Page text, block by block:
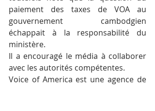
paiement des taxes de VOA au
gouvernement cambodgien
échappait à la responsabilité du
ministère.
Il a encouragé le média à collaborer
avec les autorités compétentes.
Voice of America est une agence de